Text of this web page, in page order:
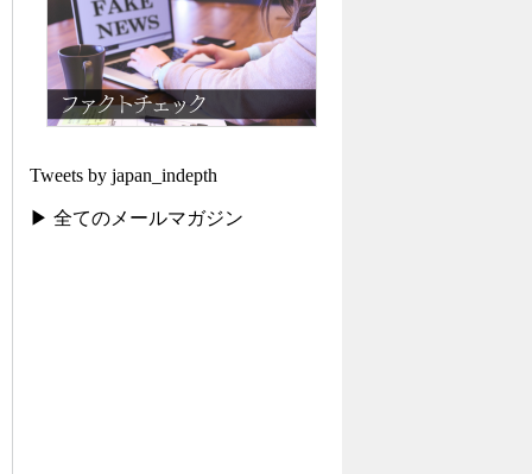
Tweets by japan_indepth
▶ 全てのメールマガジン